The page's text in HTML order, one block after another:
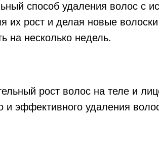
способ удаления волос с
их рост и делая новые
на несколько недель.
рост волос на теле и
и эффективного удаления